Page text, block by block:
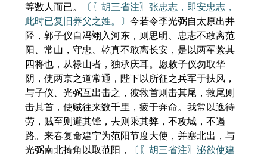
等数人而已。
〔〖胡三省注〗张忠志，即安忠志，
此时已复旧养父之姓。〕 今若令李光弼自太原出井
陉，郭子仪自冯翊入河东，则思明、忠志不敢离范
阳、常山，守忠、乾真不敢离长安，是以两军絷其
四将也，从禄山者，独承庆耳。愿敕子仪勿取华
阴，使两京之道常通，陛下以所征之兵军于扶风，
与子仪、光弼互出击之，彼救首则击其尾，救尾则
击其首，使贼往来数千里，疲于奔命。我常以逸待
劳，贼至则避其锋，去则乘其弊，不攻城，不遏
路。来春复命建宁为范阳节度大使，并塞北出，与
光弼南北掎角以取范阳，
〔〖胡三省注〗泌欲使建